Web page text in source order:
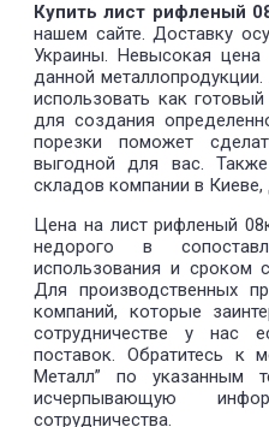
Купить лист рифленый
нашем сайте. Доставку
Украины. Невысокая
данной
использовать как
для создания
порезки поможет
выгодной для вас.
складов компании в
Цена на лист рифленый
недорого в
использования и сроком
Для производственных
компаний, которые
сотрудничестве у нас
поставок. Обратитесь к
Металл” по указанным
исчерпывающую
сотрудничества.